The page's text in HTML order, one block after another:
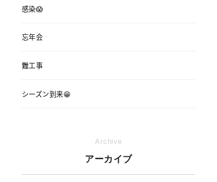
感染😱
忘年会
難工事
シーズン到来😁
Archive
アーカイブ